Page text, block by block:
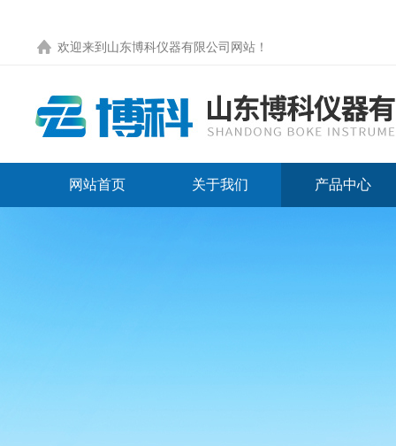
欢迎来到 山东博科仪器有限公司网站 ！
网站首页 关于我们 产品中心